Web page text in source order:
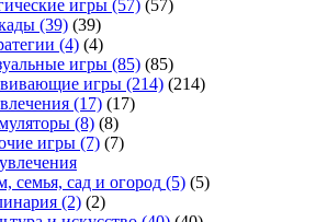
игры (57) (57)
(39) (39)
(4) (4)
игры (85) (85)
игры (214) (214)
(17) (17)
(8) (8)
игры (7) (7)
семья, сад и огород (5) (5)
(2) (2)